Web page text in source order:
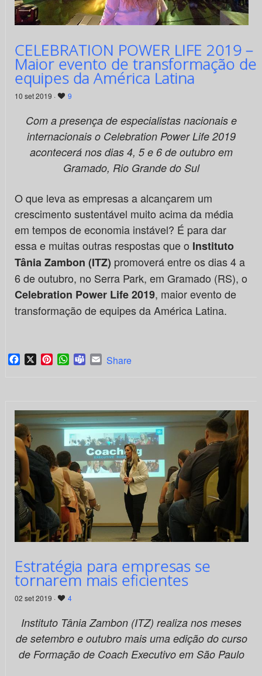
CELEBRATION POWER LIFE 2019 –
Maior evento de transformação de
equipes da América Latina
10 set 2019 · 9
Com a presença de especialistas nacionais e
internacionais o Celebration Power Life 2019
acontecerá nos dias 4, 5 e 6 de outubro em
Gramado, Rio Grande do Sul
O que leva as empresas a alcançarem um
crescimento sustentável muito acima da média
em tempos de economia instável? É para dar
essa e muitas outras respostas que o Instituto
Tânia Zambon (ITZ) promoverá entre os dias 4 a
6 de outubro, no Serra Park, em Gramado (RS), o
Celebration Power Life 2019, maior evento de
transformação de equipes da América Latina.
Facebook
X PinterestWhatsApp
TeamsEmail
Share
Estratégia para empresas se
tornarem mais eficientes
02 set 2019 · 4
Instituto Tânia Zambon (ITZ) realiza nos meses
de setembro e outubro mais uma edição do curso
de Formação de Coach Executivo em São Paulo